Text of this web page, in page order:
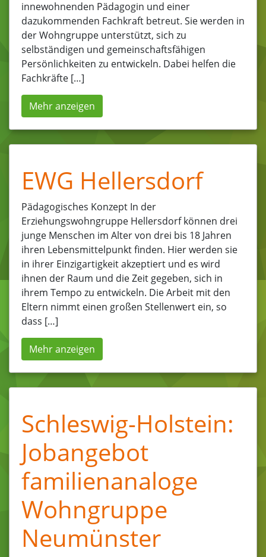
innewohnenden Pädagogin und einer
dazukommenden Fachkraft betreut. Sie werden in
der Wohngruppe unterstützt, sich zu
selbständigen und gemeinschaftsfähigen
Persönlichkeiten zu entwickeln. Dabei helfen die
Fachkräfte […]
Mehr anzeigen
EWG Hellersdorf
Pädagogisches Konzept In der
Erziehungswohngruppe Hellersdorf können drei
junge Menschen im Alter von drei bis 18 Jahren
ihren Lebensmittelpunkt finden. Hier werden sie
in ihrer Einzigartigkeit akzeptiert und es wird
ihnen der Raum und die Zeit gegeben, sich in
ihrem Tempo zu entwickeln. Die Arbeit mit den
Eltern nimmt einen großen Stellenwert ein, so
dass […]
Mehr anzeigen
Schleswig-Holstein:
Jobangebot
familienanaloge
Wohngruppe
Neumünster